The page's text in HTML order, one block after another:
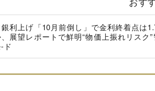
銀利上げ「10月前倒し」で金利終着点は
展望レポートで鮮明“物価上振れリスク
ド